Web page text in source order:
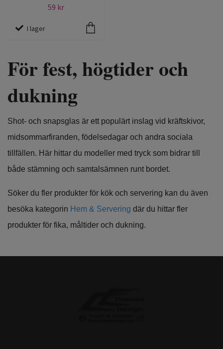
59 kr
I lager
För fest, högtider och
dukning
Shot- och snapsglas är ett populärt inslag vid kräftskivor,
midsommarfiranden, födelsedagar och andra sociala
tillfällen. Här hittar du modeller med tryck som bidrar till
både stämning och samtalsämnen runt bordet.
Söker du fler produkter för kök och servering kan du även
besöka kategorin Hem & Servering där du hittar fler
produkter för fika, måltider och dukning.